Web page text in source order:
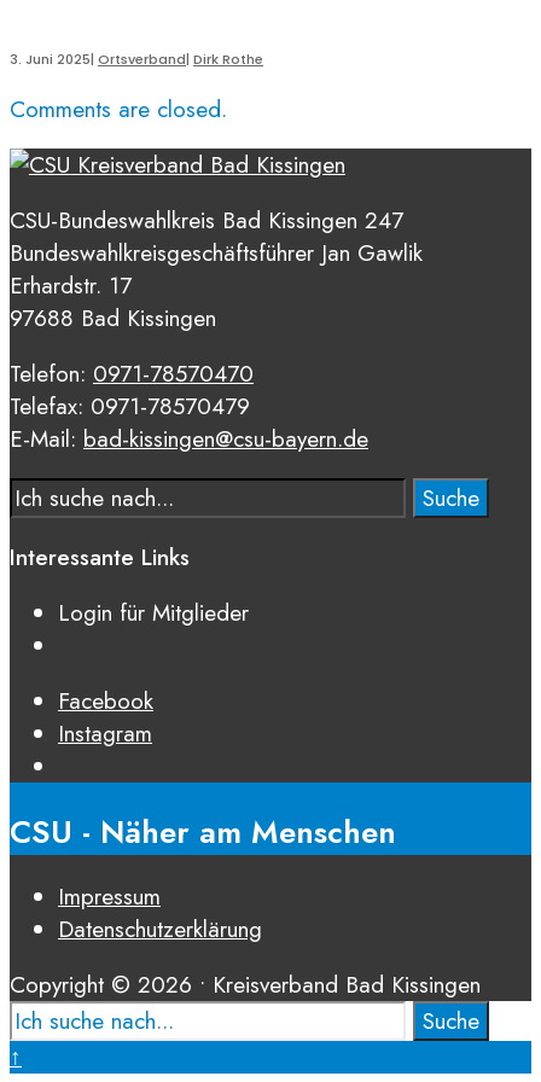
3. Juni 2025| Ortsverband| Dirk Rothe
Comments are closed.
CSU-Bundeswahlkreis Bad Kissingen 247
Bundeswahlkreisgeschäftsführer Jan Gawlik
Erhardstr. 17
97688 Bad Kissingen
Telefon: 0971-78570470
Telefax: 0971-78570479
E-Mail: bad-kissingen@csu-bayern.de
Suche
nach:
Suche
Interessante Links
Login für Mitglieder
Facebook
Instagram
Window
CSU - Näher am Menschen
Impressum
Datenschutz­erklärung
Copyright © 2026 • Kreisverband Bad Kissingen
Suche
nach:
Suche
Close
↑